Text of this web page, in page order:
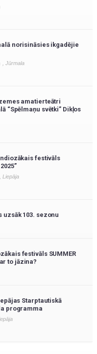
norisināsies ikgadējie
Jūrmala
amatierteātri
“Spēlmaņu svētki” Dikļos
festivāls
Liepāja
103. sezonu
festivāls SUMMER
to jāzina?
Starptautiskā
programma